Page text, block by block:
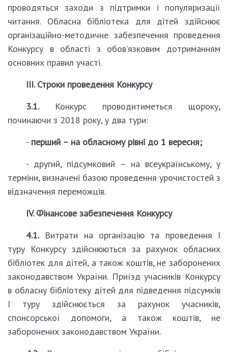
проводяться заходи з підтримки і популяризації
читання. Обласна бібліотека для дітей здійснює
організаційно-методичне забезпечення проведення
Конкурсу в області з обов’язковим дотриманням
основних правил участі.
ІІІ. Строки проведення Конкурсу
3.1.Конкурс проводитиметься щороку,
починаючи з 2018 року, у два тури:
- перший – на обласному рівні до 1 вересня;
- другий, підсумковий – на всеукраїнському, у
терміни, визначені базою проведення урочистостей з
відзначення переможців.
IV. Фінансове забезпечення Конкурсу
4.1.Витрати на організацію та проведення І
туру Конкурсу здійснюються за рахунок обласних
бібліотек для дітей, а також коштів, не заборонених
законодавством України. Приїзд учасників Конкурсу
в обласну бібліотеку дітей для підведення підсумків
І туру здійснюється за рахунок учасників,
спонсорської допомоги, а також коштів, не
заборонених законодавством України.